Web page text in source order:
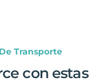
Transporte
con estas